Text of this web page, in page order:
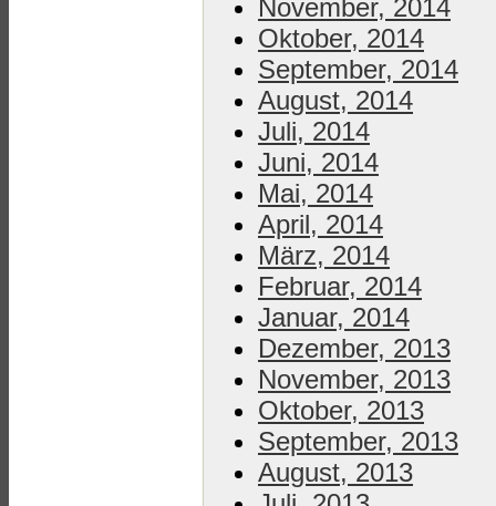
November, 2014
Oktober, 2014
September, 2014
August, 2014
Juli, 2014
Juni, 2014
Mai, 2014
April, 2014
März, 2014
Februar, 2014
Januar, 2014
Dezember, 2013
November, 2013
Oktober, 2013
September, 2013
August, 2013